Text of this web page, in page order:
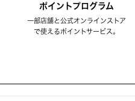
ポイントプログラム
一部店舗と公式オンラインストア
で使えるポイントサービス。